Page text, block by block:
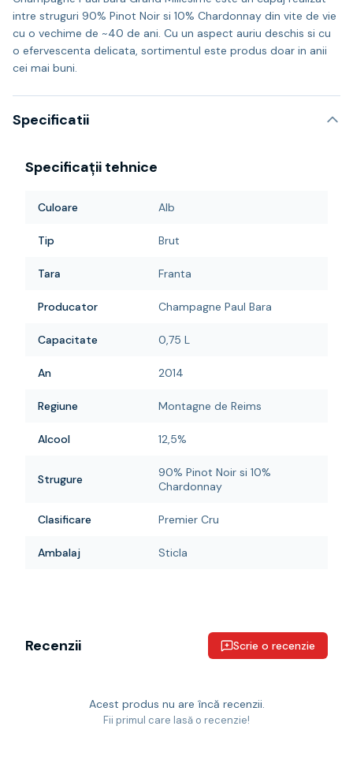
intre struguri 90% Pinot Noir si 10% Chardonnay din vite de vie
cu o vechime de ~40 de ani. Cu un aspect auriu deschis si cu
o efervescenta delicata, sortimentul este produs doar in anii
cei mai buni.
Specificatii
Specificații tehnice
Culoare Alb
Tip Brut
Tara Franta
Producator Champagne Paul Bara
Capacitate 0,75 L
An 2014
Regiune Montagne de Reims
Alcool 12,5%
Strugure
90% Pinot Noir si 10%
Chardonnay
Clasificare Premier Cru
Ambalaj Sticla
Recenzii Scrie o recenzie
Acest produs nu are încă recenzii.
Fii primul care lasă o recenzie!